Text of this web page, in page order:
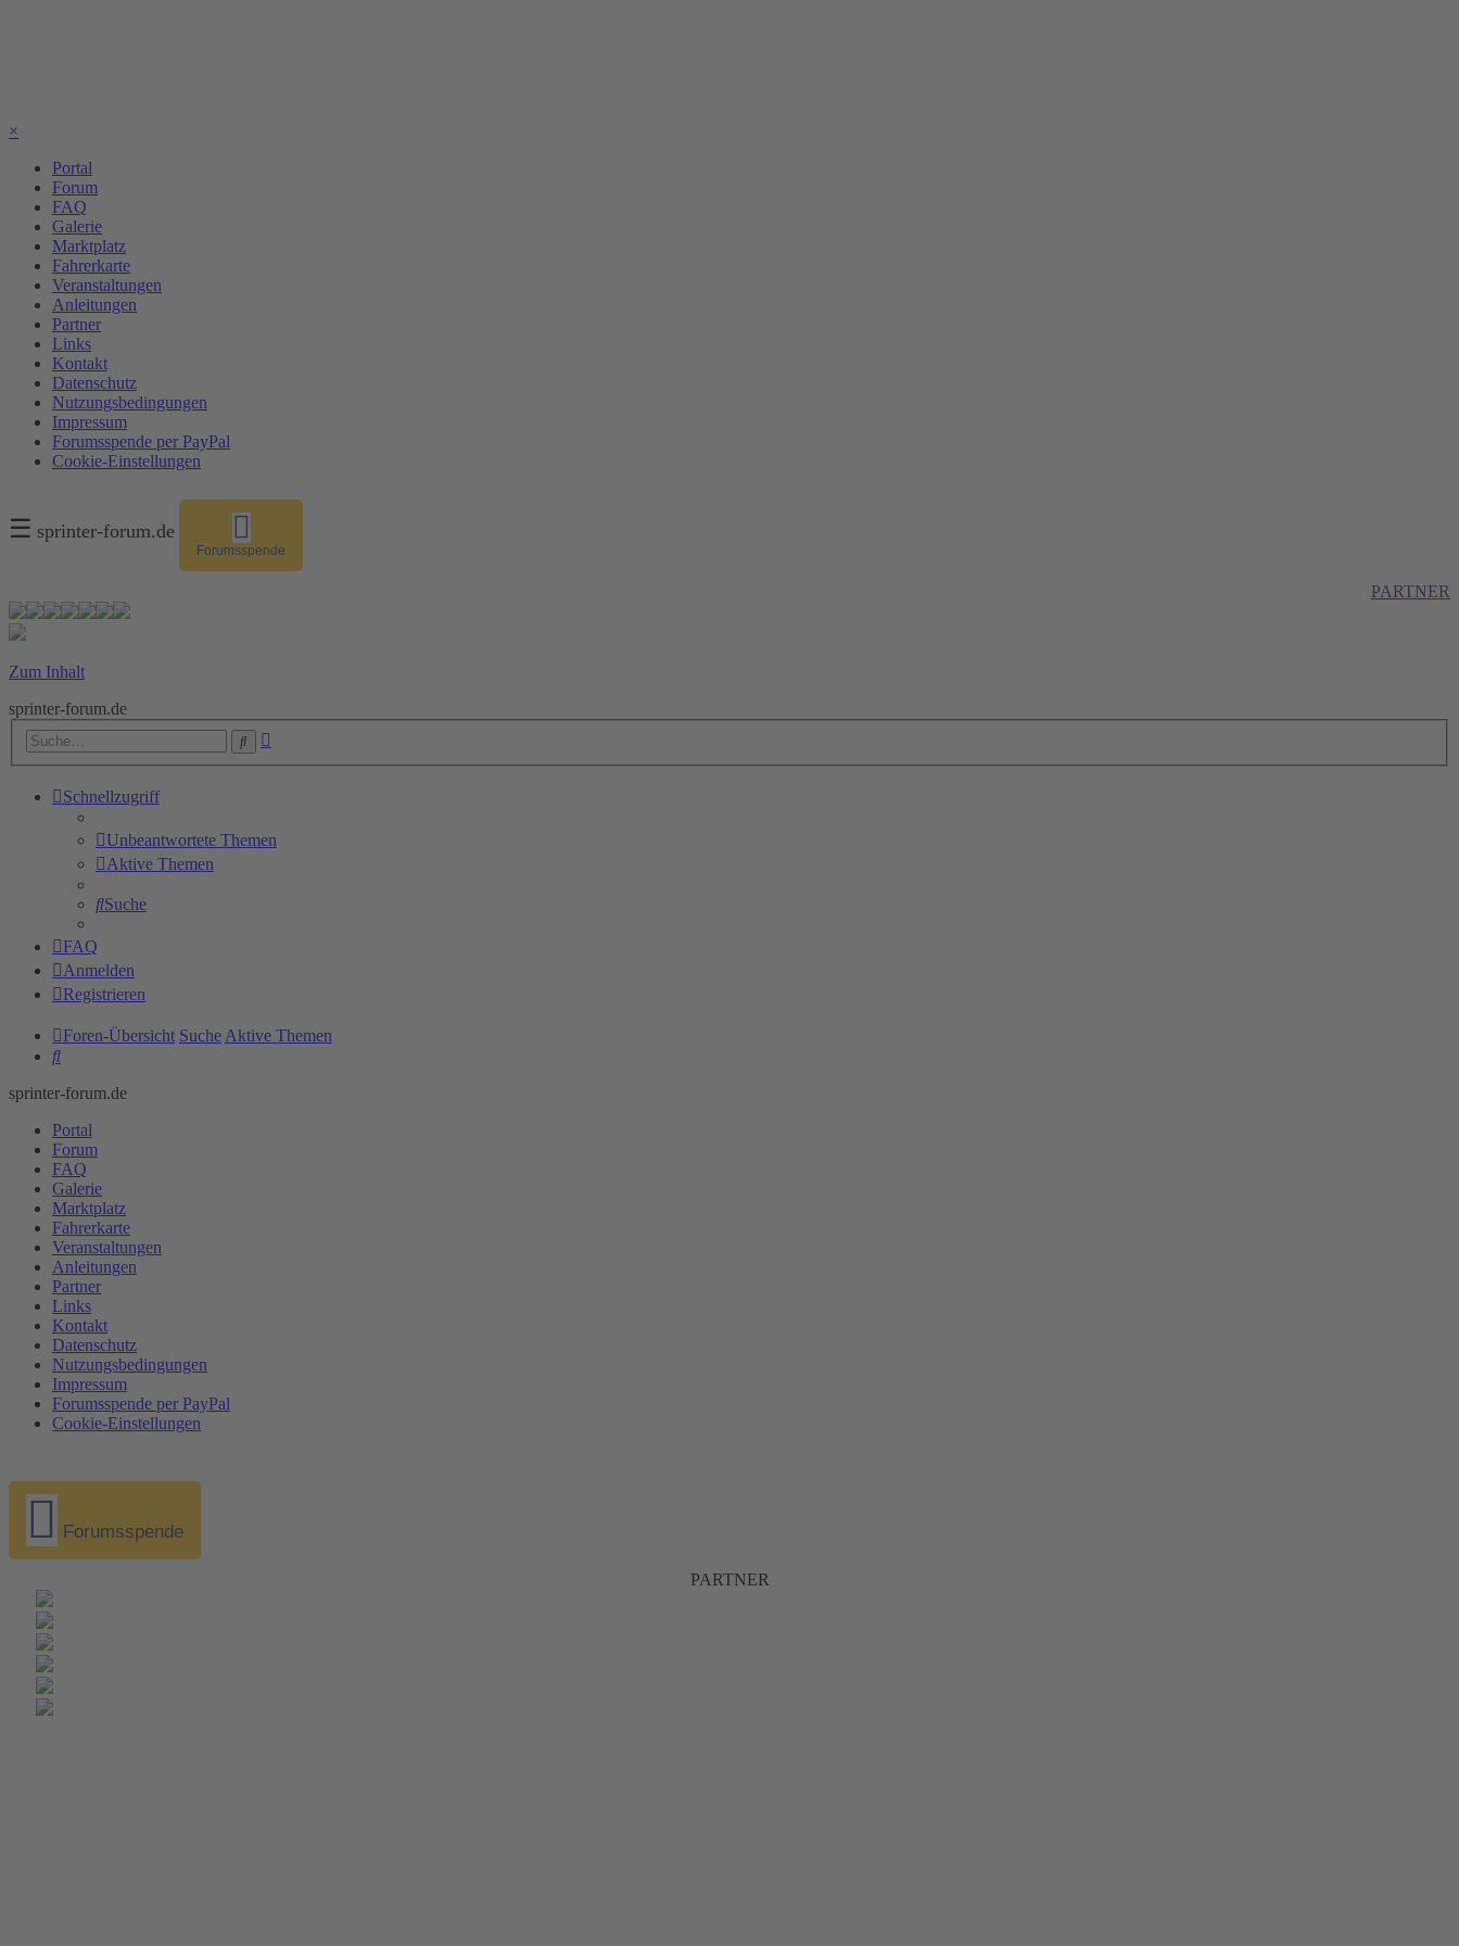
×
Portal
Forum
FAQ
Galerie
Marktplatz
Fahrerkarte
Veranstaltungen
Anleitungen
Partner
Links
Kontakt
Datenschutz
Nutzungsbedingungen
Impressum
Forumsspende per PayPal
Cookie-Einstellungen
☰ sprinter-forum.de
Forumsspende
PARTNER
Zum Inhalt
sprinter-forum.de
Suche
Schnellzugriff
Unbeantwortete Themen
Aktive Themen
Suche
FAQ
Anmelden
Registrieren
Foren-Übersicht Suche Aktive Themen
Suche
sprinter-forum.de
Portal
Forum
FAQ
Galerie
Marktplatz
Fahrerkarte
Veranstaltungen
Anleitungen
Partner
Links
Kontakt
Datenschutz
Nutzungsbedingungen
Impressum
Forumsspende per PayPal
Cookie-Einstellungen
Forumsspende
PARTNER